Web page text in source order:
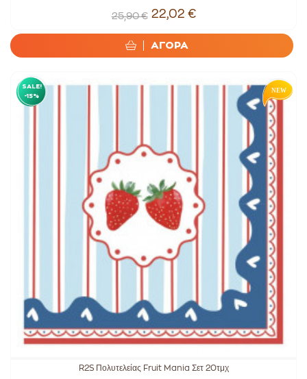
25,90 € 22,02 €
ΑΓΟΡΑ
SALE!
-15%
R2S Πολυτελείας Fruit Mania Σετ 20τμχ